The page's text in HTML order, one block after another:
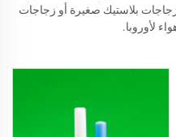
زجاجات بلاستيك صغيرة أو زجاجات
لأوروبا.